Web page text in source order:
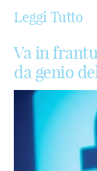
Leggi Tutto
Va in
da genio